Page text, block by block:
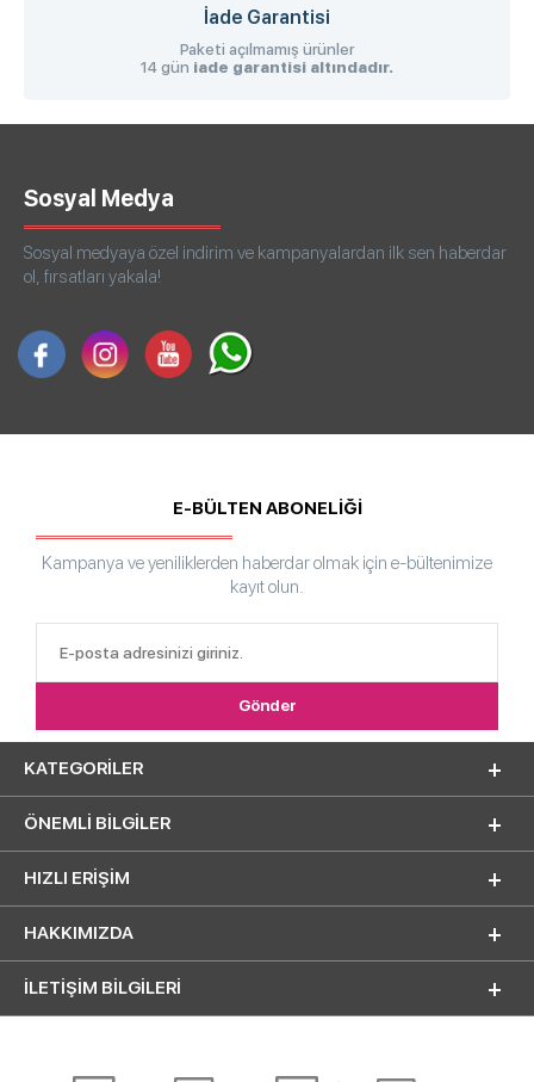
İade Garantisi
Paketi açılmamış ürünler
14 gün iade garantisi altındadır.
Sosyal Medya
Sosyal medyaya özel indirim ve kampanyalardan ilk sen haberdar
ol, fırsatları yakala!
E-BÜLTEN ABONELİĞİ
Kampanya ve yeniliklerden haberdar olmak için e-bültenimize
kayıt olun.
KATEGORILER
ÖNEMLI BILGILER
HIZLI ERIŞIM
HAKKIMIZDA
İLETİŞİM BİLGİLERİ